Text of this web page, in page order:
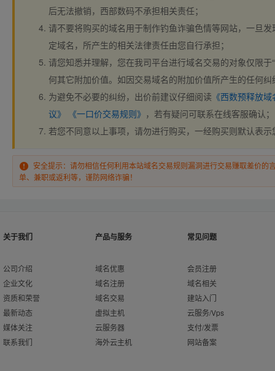
后无法撤销，西部数码不承担相关责任；
请不要将购买的域名用于制作钓鱼诈骗色情等网站，一旦
定域名，所产生的相关法律责任由您自行承担；
请您知悉并理解，您在我司平台进行域名交易的对象仅限于
何其它附加价值。如因交易域名的附加价值所产生的任何
为避免不必要的纠纷，出价前建议仔细阅读 《西数预释放
议》
《一口价交易规则》 ，若有疑问可联系在线客服确认；
若您不同意以上事项，请勿进行购买，一经购买则默认表
安全提示：请勿相信任何利用本站域名交易规则漏洞进行交易赚取差价的
单、兼职或返利等，谨防网络诈骗！
关于我们
公司介绍
企业文化
资质和荣誉
最新动态
媒体关注
联系我们
产品与服务
域名优惠
域名注册
域名交易
虚拟主机
云服务器
海外云主机
常见问题
会员注册
域名相关
建站入门
云服务/Vps
支付/发票
网站备案